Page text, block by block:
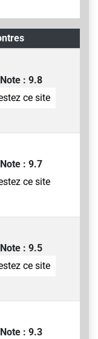
Note : 9.8
ce site
Note : 9.7
ce site
Note : 9.5
ce site
Note : 9.3